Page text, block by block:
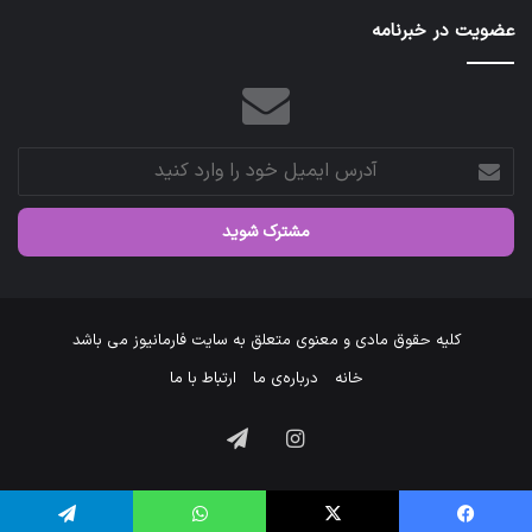
عضویت در خبرنامه
آدرس
ایمیل
خود
وارد
کلیه حقوق مادی و معنوی متعلق به سایت فارمانیوز می باشد
خانه
درباره‌ی ما ارتباط با ما
اینستاگرام